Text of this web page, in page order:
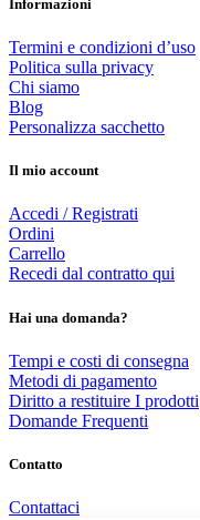
Informazioni
Termini e condizioni d’uso
Politica sulla privacy
Chi siamo
Blog
Personalizza sacchetto
Il mio account
Accedi / Registrati
Ordini
Carrello
Recedi dal contratto qui
Hai una domanda?
Tempi e costi di consegna
Metodi di pagamento
Diritto a restituire I prodotti
Domande Frequenti
Contatto
Contattaci